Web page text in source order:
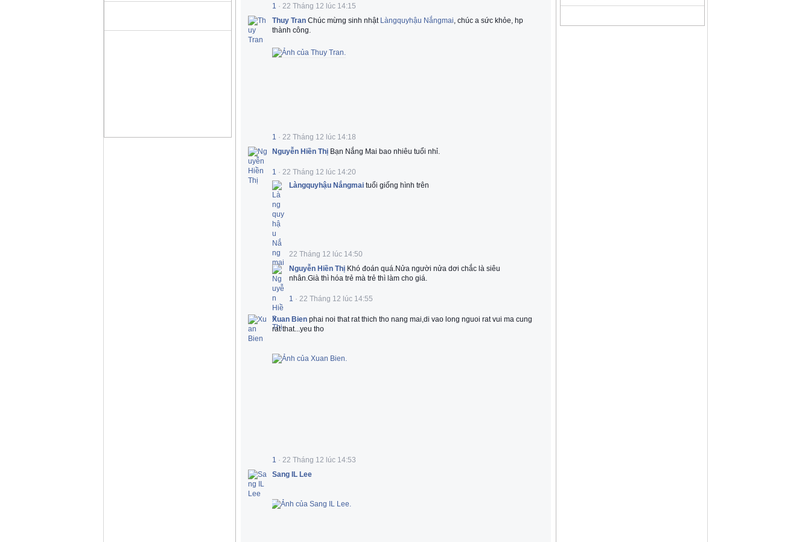
1 · 22 Tháng 12 lúc 14:15
Thuy Tran Chúc mừng sinh nhật Làngquyhậu Nắngmai, chúc a sức khỏe, hp
thành công.
1 · 22 Tháng 12 lúc 14:18
Nguyễn Hiền Thị Bạn Nắng Mai bao nhiêu tuổi nhỉ.
1 · 22 Tháng 12 lúc 14:20
Làngquyhậu Nắngmai tuổi giống hình trên
22 Tháng 12 lúc 14:50
Nguyễn Hiền Thị Khó đoán quá.Nửa người nửa dơi chắc là siêu
nhân.Già thì hóa trẻ mà trẻ thì làm cho giá.
1 · 22 Tháng 12 lúc 14:55
Xuan Bien phai noi that rat thich tho nang mai,di vao long nguoi rat vui ma cung
rat that...yeu tho
1 · 22 Tháng 12 lúc 14:53
Sang IL Lee